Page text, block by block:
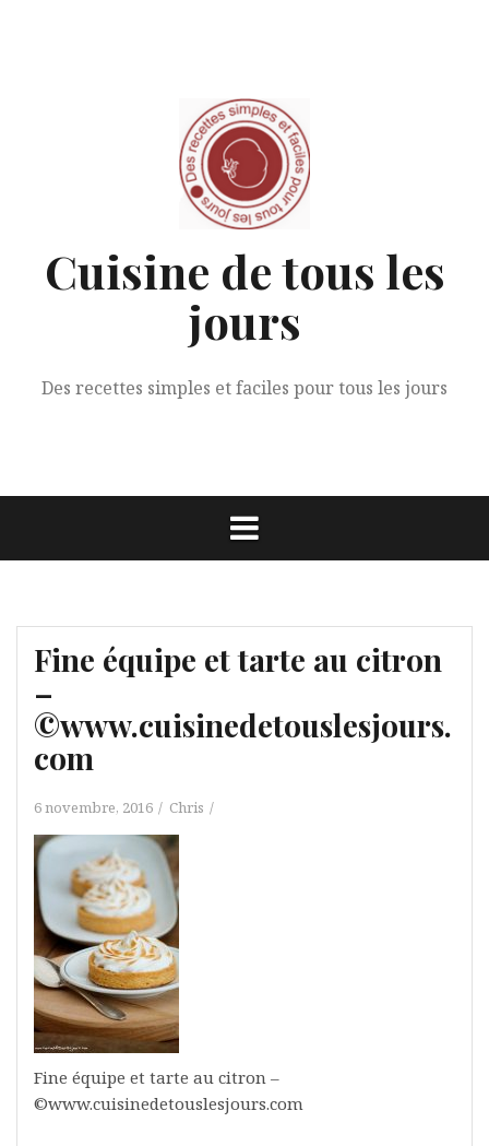
Cuisine de tous les
jours
Des recettes simples et faciles pour tous les jours
Fine équipe et tarte au citron
–
©www.cuisinedetouslesjours.
com
6 novembre, 2016 Chris
Fine équipe et tarte au citron –
©www.cuisinedetouslesjours.com